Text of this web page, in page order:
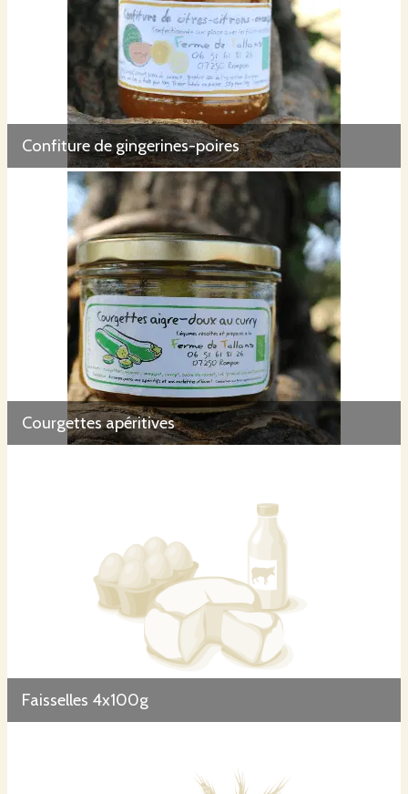
Confiture de gingerines-poires
Courgettes apéritives
Faisselles 4x100g